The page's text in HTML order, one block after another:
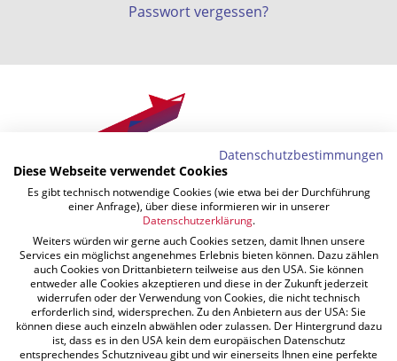
Passwort vergessen?
FUCHS JOSEF GMBH
Wienerstraße 7
7442 Lockenhaus
Datenschutzbestimmungen
Diese Webseite verwendet Cookies
Es gibt technisch notwendige Cookies (wie etwa bei der Durchführung
einer Anfrage), über diese informieren wir in unserer
Datenschutzerklärung.
Weiters würden wir gerne auch Cookies setzen, damit Ihnen unsere
Services ein möglichst angenehmes Erlebnis bieten können. Dazu zählen
auch Cookies von Drittanbietern teilweise aus den USA. Sie können
entweder alle Cookies akzeptieren und diese in der Zukunft jederzeit
widerrufen oder der Verwendung von Cookies, die nicht technisch
erforderlich sind, widersprechen. Zu den Anbietern aus der USA: Sie
können diese auch einzeln abwählen oder zulassen. Der Hintergrund dazu
ist, dass es in den USA kein dem europäischen Datenschutz
entsprechendes Schutzniveau gibt und wir einerseits Ihnen eine perfekte